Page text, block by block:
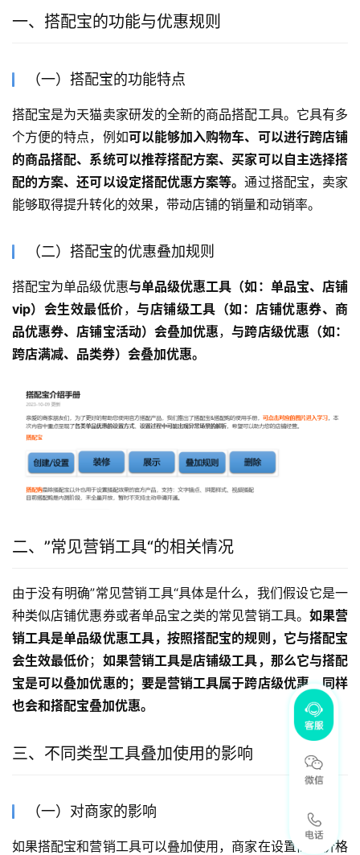
一、搭配宝的功能与优惠规则
（一）搭配宝的功能特点
搭配宝是为天猫卖家研发的全新的商品搭配工具。它具有多
个方便的特点，例如可以能够加入购物车、可以进行跨店铺
的商品搭配、系统可以推荐搭配方案、买家可以自主选择搭
配的方案、还可以设定搭配优惠方案等。通过搭配宝，卖家
能够取得提升转化的效果，带动店铺的销量和动销率。
（二）搭配宝的优惠叠加规则
搭配宝为单品级优惠与单品级优惠工具（如：单品宝、店铺
vip）会生效最低价，与店铺级工具（如：店铺优惠券、商
品优惠券、店铺宝活动）会叠加优惠，与跨店级优惠（如：
跨店满减、品类券）会叠加优惠。
二、”常见营销工具“的相关情况
由于没有明确”常见营销工具“具体是什么，我们假设它是一
种类似店铺优惠券或者单品宝之类的常见营销工具。 如果营
销工具是单品级优惠工具，按照搭配宝的规则，它与搭配宝
会生效最低价； 如果营销工具是店铺级工具，那么它与搭配
宝是可以叠加优惠的；要是营销工具属于跨店级优惠，同样
也会和搭配宝叠加优惠。
三、不同类型工具叠加使用的影响
（一）对商家的影响
如果搭配宝和营销工具可以叠加使用，商家在设置商品价格